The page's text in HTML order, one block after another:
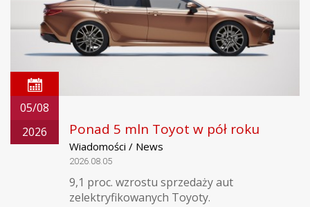
05/08
2026
Ponad 5 mln Toyot w pół roku
Wiadomości / News
2026.08.05
9,1 proc. wzrostu sprzedaży aut
zelektryfikowanych Toyoty.